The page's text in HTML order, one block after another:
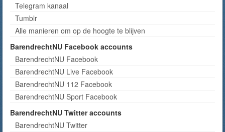
Telegram kanaal
Tumblr
Alle manieren om op de hoogte te blijven
BarendrechtNU Facebook accounts
BarendrechtNU Facebook
BarendrechtNU Live Facebook
BarendrechtNU 112 Facebook
BarendrechtNU Sport Facebook
BarendrechtNU Twitter accounts
BarendrechtNU Twitter